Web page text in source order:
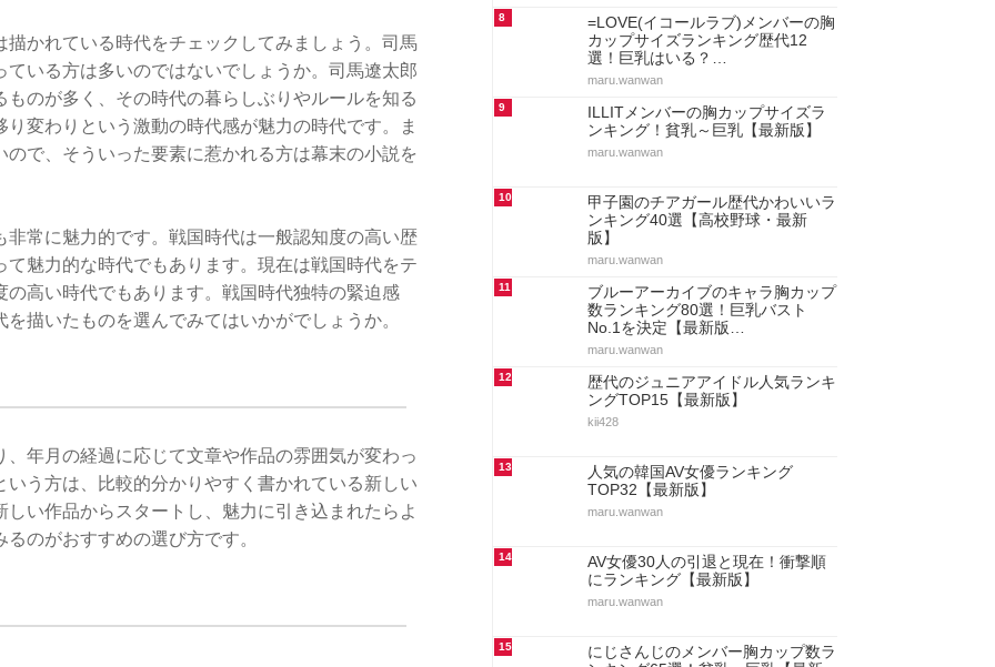
かれている時代をチェックしてみましょう。司馬
いる方は多いのではないでしょうか。司馬遼太郎
のが多く、その時代の暮らしぶりやルールを知る
変わりという激動の時代感が魅力の時代です。ま
で、そういった要素に惹かれる方は幕末の小説を
常に魅力的です。戦国時代は一般認知度の高い歴
魅力的な時代でもあります。現在は戦国時代をテ
高い時代でもあります。戦国時代独特の緊迫感
描いたものを選んでみてはいかがでしょうか。
年月の経過に応じて文章や作品の雰囲気が変わっ
う方は、比較的分かりやすく書かれている新しい
い作品からスタートし、魅力に引き込まれたらよ
のがおすすめの選び方です。
8
=LOVE(イコールラブ)メンバーの胸
カップサイズランキング歴代12
選！巨乳はいる？…
maru.wanwan
9
ILLITメンバーの胸カップサイズラ
ンキング！貧乳～巨乳【最新版】
maru.wanwan
10
甲子園のチアガール歴代かわいいラ
ンキング40選【高校野球・最新
版】
maru.wanwan
11
ブルーアーカイブのキャラ胸カップ
数ランキング80選！巨乳バスト
No.1を決定【最新版…
maru.wanwan
12
歴代のジュニアアイドル人気ランキ
ングTOP15【最新版】
kii428
13
人気の韓国AV女優ランキング
TOP32【最新版】
maru.wanwan
14
AV女優30人の引退と現在！衝撃順
にランキング【最新版】
maru.wanwan
15
にじさんじのメンバー胸カップ数ラ